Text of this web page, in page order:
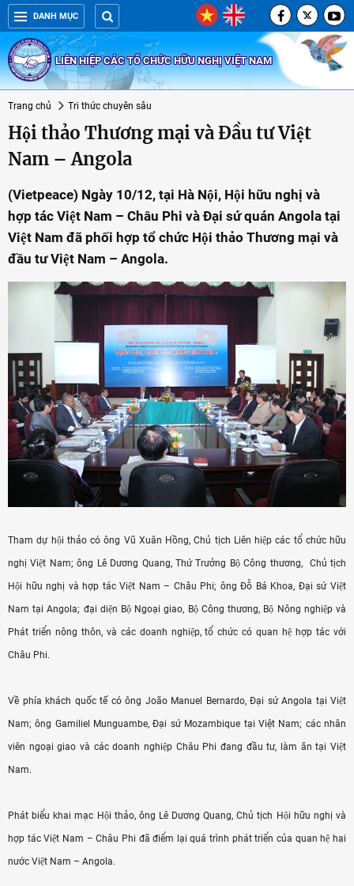
DANH MỤC
LIÊN HIỆP CÁC TỔ CHỨC HỮU NGHỊ VIỆT NAM
Trang chủ Tri thức chuyên sâu
Hội thảo Thương mại và Đầu tư Việt
Nam – Angola
(Vietpeace) Ngày 10/12, tại Hà Nội, Hội hữu nghị và
hợp tác Việt Nam – Châu Phi và Đại sứ quán Angola tại
Việt Nam đã phối hợp tổ chức Hội thảo Thương mại và
đầu tư Việt Nam – Angola.
Tham dự hội thảo có ông Vũ Xuân Hồng, Chủ tịch Liên hiệp các tổ chức hữu
nghị Việt Nam; ông Lê Dương Quang, Thứ Trưởng Bộ Công thương, Chủ tịch
Hội hữu nghị và hợp tác Việt Nam – Châu Phi; ông Đỗ Bá Khoa, Đại sứ Việt
Nam tại Angola; đại diện Bộ Ngoại giao, Bộ Công thương, Bộ Nông nghiệp và
Phát triển nông thôn, và các doanh nghiệp, tổ chức có quan hệ hợp tác với
Châu Phi.
Về phía khách quốc tế có ông João Manuel Bernardo, Đại sứ Angola tại Việt
Nam; ông Gamiliel Munguambe, Đại sứ Mozambique tại Việt Nam; các nhân
viên ngoại giao và các doanh nghiệp Châu Phi đang đầu tư, làm ăn tại Việt
Nam.
Phát biểu khai mạc Hội thảo, ông Lê Dương Quang, Chủ tịch Hội hữu nghị và
hợp tác Việt Nam – Châu Phi đã điểm lại quá trình phát triển của quan hệ hai
nước Việt Nam – Angola.